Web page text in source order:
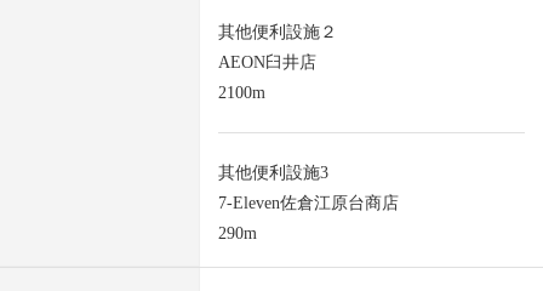
其他便利設施２
AEON臼井店
2100m
其他便利設施3
7-Eleven佐倉江原台商店
290m